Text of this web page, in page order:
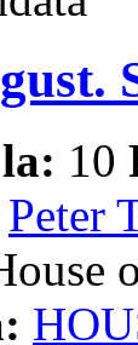
10
Peter